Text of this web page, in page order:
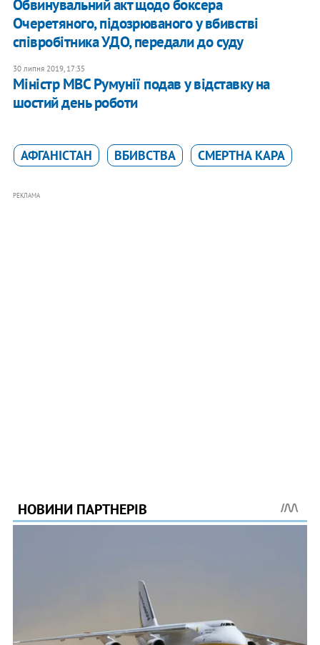
Обвинувальний акт щодо боксера
Очеретяного, підозрюваного у вбивстві
співробітника УДО, передали до суду
30 липня 2019, 17:35
Міністр МВС Румунії подав у відставку на
шостий день роботи
АФГАНІСТАН ВБИВСТВА СМЕРТНА КАРА
РЕКЛАМА